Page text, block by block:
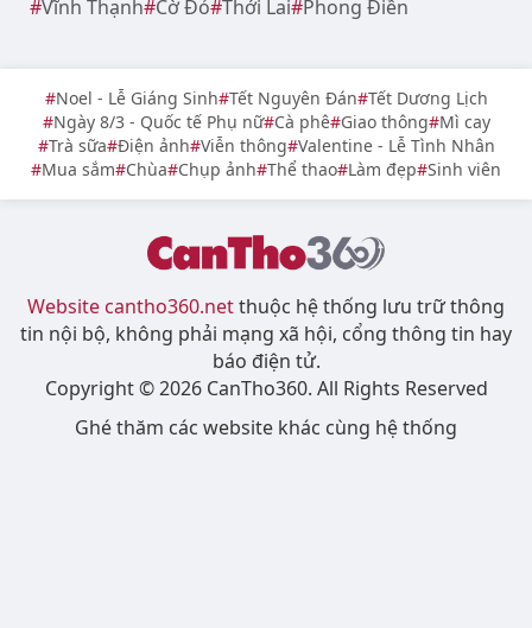
Vĩnh Thạnh Cờ Đỏ Thới Lai Phong Điền
Noel - Lễ Giáng Sinh Tết Nguyên Đán Tết Dương Lịch
Ngày 8/3 - Quốc tế Phụ nữ Cà phê Giao thông Mì cay
Trà sữa Điện ảnh Viễn thông Valentine - Lễ Tình Nhân
Mua sắm Chùa Chụp ảnh Thể thao Làm đẹp Sinh viên
Website cantho360.netthuộc hệ thống lưu trữ thông
tin nội bộ, không phải mạng xã hội, cổng thông tin hay
báo điện tử.
Copyright © 2026 CanTho360. All Rights Reserved
Ghé thăm các website khác cùng hệ thống